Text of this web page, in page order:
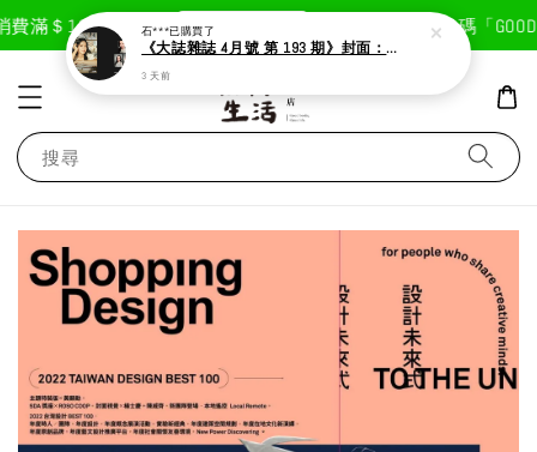
滿＄1800免運費 現在去購物！ 首次註冊輸入折扣碼「
搜尋
石***已購買了
《大誌雜誌 4月號 第 193 期》封面：Solar 頌樂
3 天前